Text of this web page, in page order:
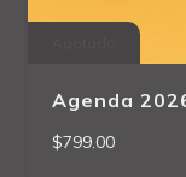
Agenda
$799.00